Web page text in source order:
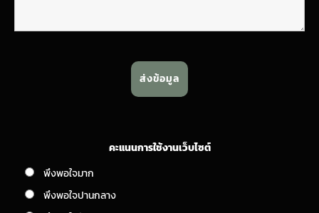
คะแนนการใช้งานเว็บไซต์
พึงพอใจมาก
พึงพอใจปานกลาง